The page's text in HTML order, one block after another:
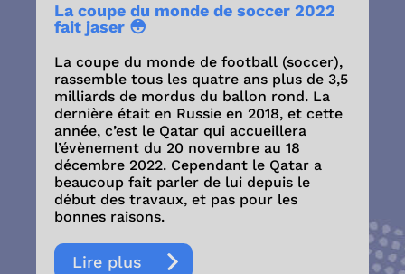
La coupe du monde de soccer 2022
fait jaser 😳
La coupe du monde de football (soccer),
rassemble tous les quatre ans plus de 3,5
milliards de mordus du ballon rond. La
dernière était en Russie en 2018, et cette
année, c’est le Qatar qui accueillera
l’évènement du 20 novembre au 18
décembre 2022. Cependant le Qatar a
beaucoup fait parler de lui depuis le
début des travaux, et pas pour les
bonnes raisons.
Lire plus